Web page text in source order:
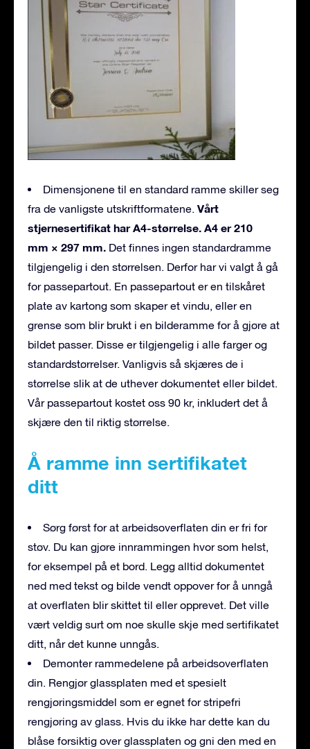
Dimensjonene til en standard ramme skiller seg
fra de vanligste utskriftformatene. Vårt
stjernesertifikat har A4-størrelse. A4 er 210
mm × 297 mm. Det finnes ingen standardramme
tilgjengelig i den størrelsen. Derfor har vi valgt å gå
for passepartout. En passepartout er en tilskåret
plate av kartong som skaper et vindu, eller en
grense som blir brukt i en bilderamme for å gjøre at
bildet passer. Disse er tilgjengelig i alle farger og
standardstørrelser. Vanligvis så skjæres de i
størrelse slik at de uthever dokumentet eller bildet.
Vår passepartout kostet oss 90 kr, inkludert det å
skjære den til riktig størrelse.
Å ramme inn sertifikatet
ditt
Sørg først for at arbeidsoverflaten din er fri for
støv. Du kan gjøre innrammingen hvor som helst,
for eksempel på et bord. Legg alltid dokumentet
ned med tekst og bilde vendt oppover for å unngå
at overflaten blir skittet til eller opprevet. Det ville
vært veldig surt om noe skulle skje med sertifikatet
ditt, når det kunne unngås.
Demonter rammedelene på arbeidsoverflaten
din. Rengjør glassplaten med et spesielt
rengjøringsmiddel som er egnet for stripefri
rengjøring av glass. Hvis du ikke har dette kan du
blåse forsiktig over glassplaten og gni den med en